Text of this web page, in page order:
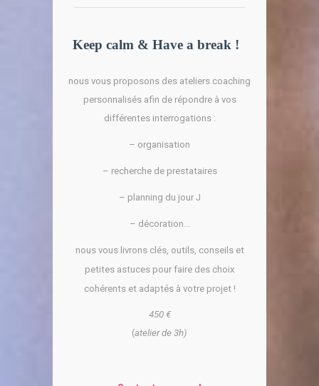
Keep calm & Have a break !
nous vous proposons des ateliers coaching
personnalisés afin de répondre à vos
différentes interrogations :
– organisation
– recherche de prestataires
– planning du jour J
– décoration…
nous vous livrons clés, outils, conseils et
petites astuces pour faire des choix
cohérents et adaptés à votre projet !
450 €
(atelier de 3h)